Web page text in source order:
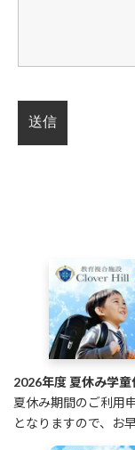
2026年度 夏休み学
夏休み期間のご利用
となりますので、お